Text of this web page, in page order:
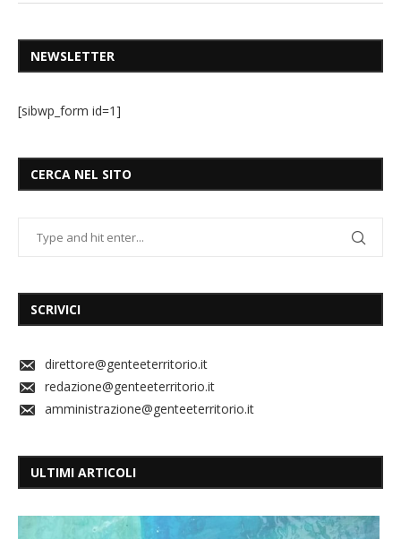
NEWSLETTER
[sibwp_form id=1]
CERCA NEL SITO
SCRIVICI
direttore@genteeterritorio.it
redazione@genteeterritorio.it
amministrazione@genteeterritorio.it
ULTIMI ARTICOLI